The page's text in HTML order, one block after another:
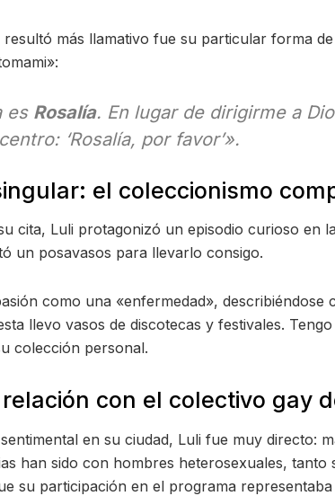
más llamativo fue su particular forma
es Rosalía. En lugar de dirigirme a
‘Rosalía, por favor’».
el coleccionismo
cita, Luli protagonizó un episodio curioso en
un posavasos para llevarlo consigo.
como una «enfermedad»,
llevo vasos de discotecas y festivales.
colección personal.
con el colectivo gay
en su ciudad, Luli fue muy directo:
han sido con hombres heterosexuales,
su participación en el programa